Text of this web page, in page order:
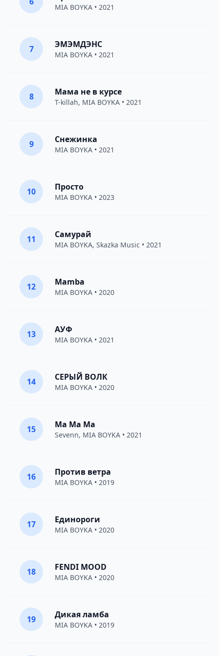
MIA BOYKA • 2021
7 ЭМЭМДЭНС
MIA BOYKA • 2021
8 Мама не в курсе
T-killah, MIA BOYKA • 2021
9 Снежинка
MIA BOYKA • 2021
10 Просто
MIA BOYKA • 2023
11 Самурай
MIA BOYKA, Skazka Music • 2021
12 Mamba
MIA BOYKA • 2020
13 АУФ
MIA BOYKA • 2021
14 СЕРЫЙ ВОЛК
MIA BOYKA • 2020
15 Ma Ma Ma
Sevenn, MIA BOYKA • 2021
16 Против ветра
MIA BOYKA • 2019
17 Единороги
MIA BOYKA • 2020
18 FENDI MOOD
MIA BOYKA • 2020
19 Дикая ламба
MIA BOYKA • 2019